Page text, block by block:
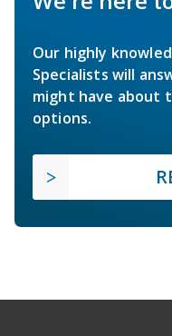
Our highly
Specialists will
might have about
options.